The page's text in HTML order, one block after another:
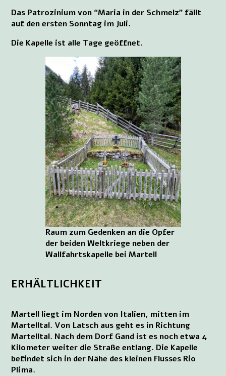
Das Patrozinium von “Maria in der Schmelz” fällt
auf den ersten Sonntag im Juli.
Die Kapelle ist alle Tage geöffnet.
Raum zum Gedenken an die Opfer
der beiden Weltkriege neben der
Wallfahrtskapelle bei Martell
ERHÄLTLICHKEIT
Martell liegt im Norden von Italien, mitten im
Martelltal. Von Latsch aus geht es in Richtung
Martelltal. Nach dem Dorf Gand ist es noch etwa 4
Kilometer weiter die Straße entlang. Die Kapelle
befindet sich in der Nähe des kleinen Flusses Rio
Plima.